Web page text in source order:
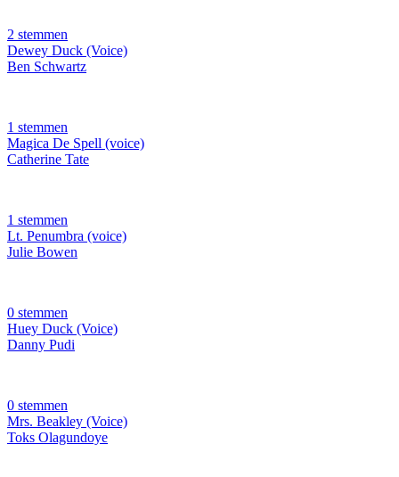
2 stemmen
Dewey Duck (Voice)
Ben Schwartz
1 stemmen
Magica De Spell (voice)
Catherine Tate
1 stemmen
Lt. Penumbra (voice)
Julie Bowen
0 stemmen
Huey Duck (Voice)
Danny Pudi
0 stemmen
Mrs. Beakley (Voice)
Toks Olagundoye